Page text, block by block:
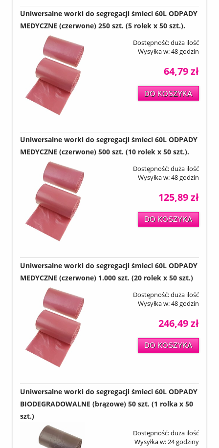
Uniwersalne worki do segregacji śmieci 60L ODPADY
MEDYCZNE (czerwone) 250 szt. (5 rolek x 50 szt.).
Dostępność:duża ilość
Wysyłka w:48 godzin
64,79 zł
DO KOSZYKA
Uniwersalne worki do segregacji śmieci 60L ODPADY
MEDYCZNE (czerwone) 500 szt. (10 rolek x 50 szt.).
Dostępność:duża ilość
Wysyłka w:48 godzin
125,89 zł
DO KOSZYKA
Uniwersalne worki do segregacji śmieci 60L ODPADY
MEDYCZNE (czerwone) 1.000 szt. (20 rolek x 50 szt.)
Dostępność:duża ilość
Wysyłka w:48 godzin
246,49 zł
DO KOSZYKA
Uniwersalne worki do segregacji śmieci 60L ODPADY
BIODEGRADOWALNE (brązowe) 50 szt. (1 rolka x 50
szt.)
Dostępność:duża ilość
Wysyłka w:24 godziny